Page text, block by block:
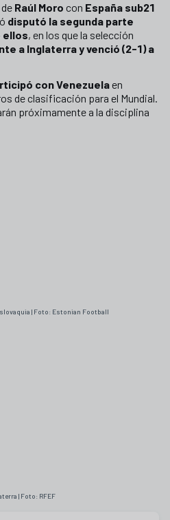
Raúl Moro con España sub21
disputó la segunda parte
ellos, en los que la selección
a Inglaterra y venció (2-1) a
con Venezuelaen
de clasificación para el Mundial.
próximamente a la disciplina
| Foto: Estonian Football
| Foto: RFEF